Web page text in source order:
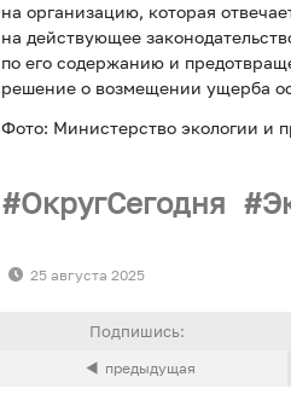
на организацию, которая
на действующее
по его содержанию и
решение о возмещении ущерба
Фото: Министерство экологии и
ОкругСегодня
25 августа 2025